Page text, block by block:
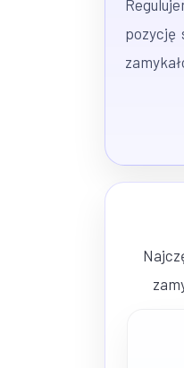
pozycję